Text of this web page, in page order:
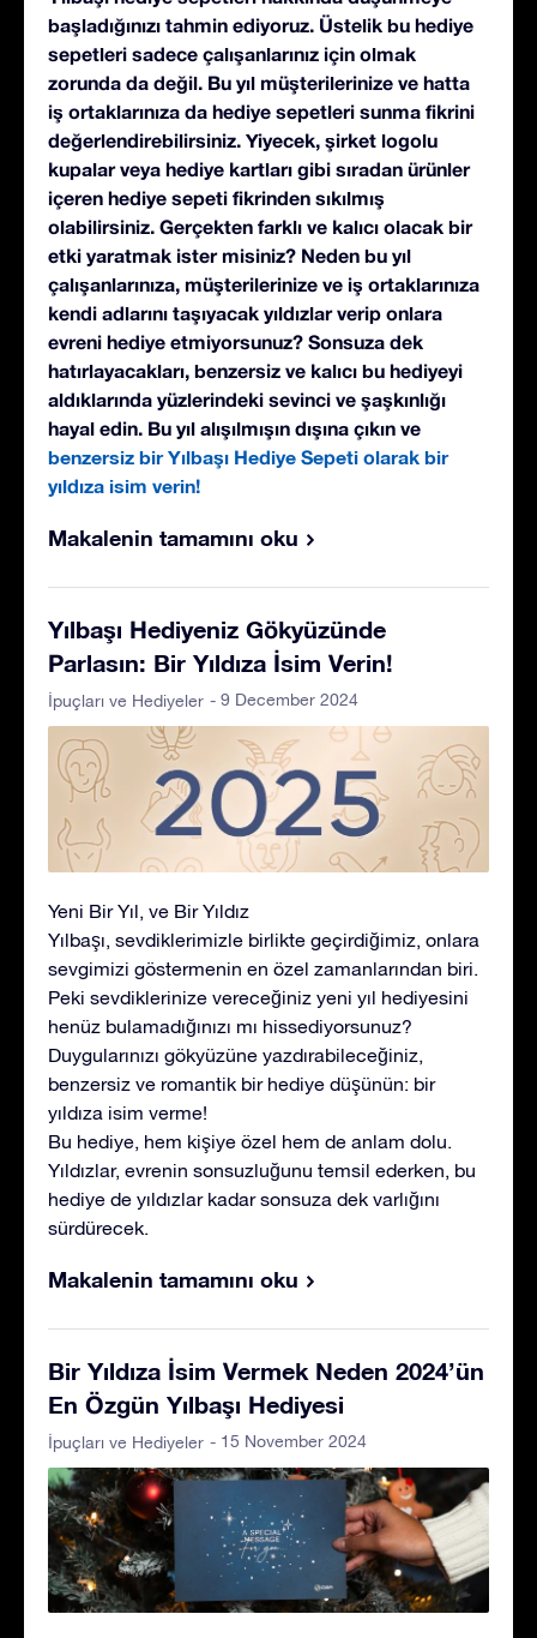
başladığınızı tahmin ediyoruz. Üstelik bu hediye
sepetleri sadece çalışanlarınız için olmak
zorunda da değil. Bu yıl müşterilerinize ve hatta
iş ortaklarınıza da hediye sepetleri sunma fikrini
değerlendirebilirsiniz. Yiyecek, şirket logolu
kupalar veya hediye kartları gibi sıradan ürünler
içeren hediye sepeti fikrinden sıkılmış
olabilirsiniz. Gerçekten farklı ve kalıcı olacak bir
etki yaratmak ister misiniz? Neden bu yıl
çalışanlarınıza, müşterilerinize ve iş ortaklarınıza
kendi adlarını taşıyacak yıldızlar verip onlara
evreni hediye etmiyorsunuz? Sonsuza dek
hatırlayacakları, benzersiz ve kalıcı bu hediyeyi
aldıklarında yüzlerindeki sevinci ve şaşkınlığı
hayal edin. Bu yıl alışılmışın dışına çıkın ve
benzersiz bir Yılbaşı Hediye Sepeti olarak bir
yıldıza isim verin!
Makalenin tamamını oku
Yılbaşı Hediyeniz Gökyüzünde
Parlasın: Bir Yıldıza İsim Verin!
İpuçları ve Hediyeler - 9 December 2024
Yeni Bir Yıl, ve Bir Yıldız
Yılbaşı, sevdiklerimizle birlikte geçirdiğimiz, onlara
sevgimizi göstermenin en özel zamanlarından biri.
Peki sevdiklerinize vereceğiniz yeni yıl hediyesini
henüz bulamadığınızı mı hissediyorsunuz?
Duygularınızı gökyüzüne yazdırabileceğiniz,
benzersiz ve romantik bir hediye düşünün: bir
yıldıza isim verme!
Bu hediye, hem kişiye özel hem de anlam dolu.
Yıldızlar, evrenin sonsuzluğunu temsil ederken, bu
hediye de yıldızlar kadar sonsuza dek varlığını
sürdürecek.
Makalenin tamamını oku
Bir Yıldıza İsim Vermek Neden 2024’ün
En Özgün Yılbaşı Hediyesi
İpuçları ve Hediyeler - 15 November 2024